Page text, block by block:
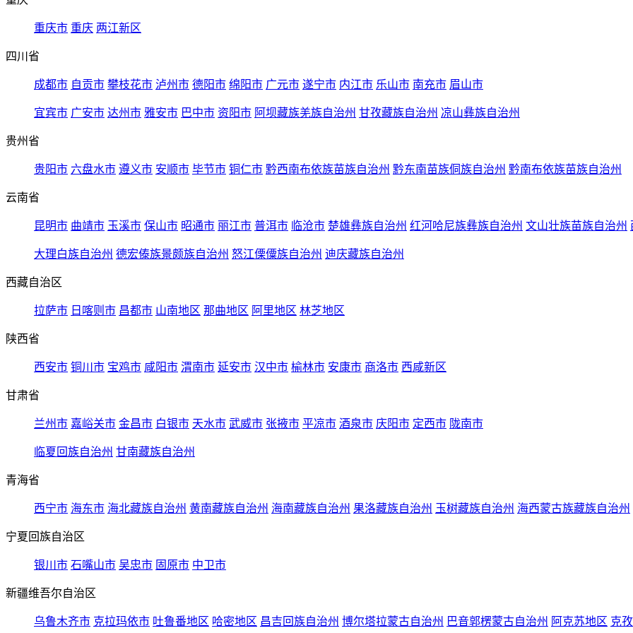
重庆市 重庆 两江新区
四川省
成都市 自贡市 攀枝花市 泸州市 德阳市 绵阳市 广元市 遂宁市 内江市 乐山市 南充市 眉山市
宜宾市 广安市 达州市 雅安市 巴中市 资阳市 阿坝藏族羌族自治州 甘孜藏族自治州 凉山彝族自治州
贵州省
贵阳市 六盘水市 遵义市 安顺市 毕节市 铜仁市 黔西南布依族苗族自治州 黔东南苗族侗族自治州 黔南布依族苗族自治州
云南省
昆明市 曲靖市 玉溪市 保山市 昭通市 丽江市 普洱市 临沧市 楚雄彝族自治州 红河哈尼族彝族自治州 文山壮族苗族自治州
大理白族自治州 德宏傣族景颇族自治州 怒江傈僳族自治州 迪庆藏族自治州
西藏自治区
拉萨市 日喀则市 昌都市 山南地区 那曲地区 阿里地区 林芝地区
陕西省
西安市 铜川市 宝鸡市 咸阳市 渭南市 延安市 汉中市 榆林市 安康市 商洛市 西咸新区
甘肃省
兰州市 嘉峪关市 金昌市 白银市 天水市 武威市 张掖市 平凉市 酒泉市 庆阳市 定西市 陇南市
临夏回族自治州 甘南藏族自治州
青海省
西宁市 海东市 海北藏族自治州 黄南藏族自治州 海南藏族自治州 果洛藏族自治州 玉树藏族自治州 海西蒙古族藏族自治州
宁夏回族自治区
银川市 石嘴山市 吴忠市 固原市 中卫市
新疆维吾尔自治区
乌鲁木齐市 克拉玛依市 吐鲁番地区 哈密地区 昌吉回族自治州 博尔塔拉蒙古自治州 巴音郭楞蒙古自治州 阿克苏地区 克